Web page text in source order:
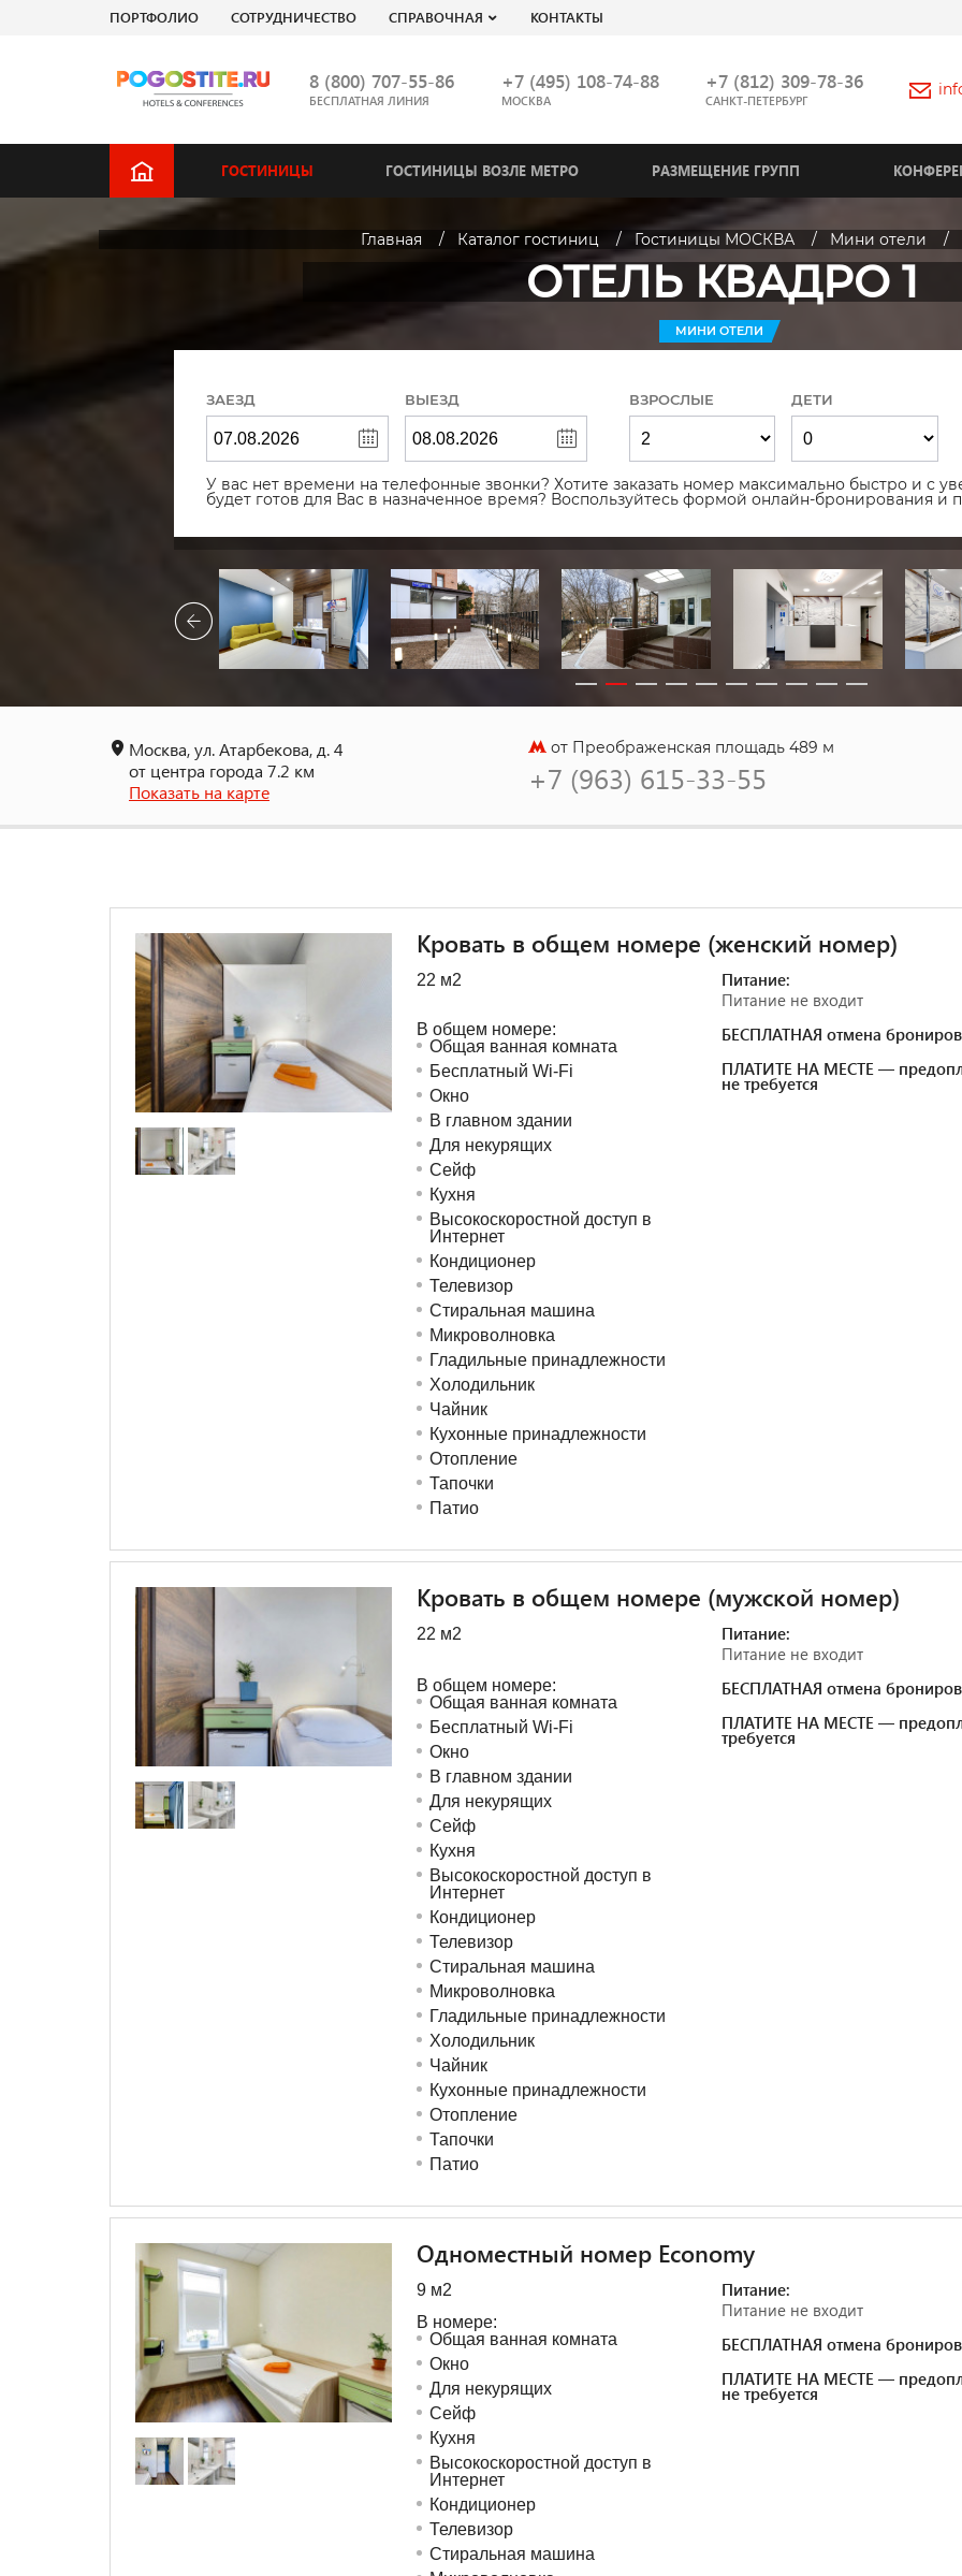
ПОРТФОЛИО СОТРУДНИЧЕСТВО СПРАВОЧНАЯ КОНТАКТЫ
8 (800) 707-55-86
БЕСПЛАТНАЯ ЛИНИЯ
+7 (495) 108-74-88
МОСКВА
+7 (812) 309-78-36
САНКТ-ПЕТЕРБУРГ
ГОСТИНИЦЫ ГОСТИНИЦЫ ВОЗЛЕ МЕТРО РАЗМЕЩЕНИЕ ГРУПП
Главная Каталог гостиниц Гостиницы МОСКВА Мини отели
ОТЕЛЬ КВАДРО 1
МИНИ ОТЕЛИ
ЗАЕЗД ВЫЕЗД ВЗРОСЛЫЕ ДЕТИ
У вас нет времени на телефонные звонки? Хотите заказать номер максимально быстро и с
будет готов для Вас в назначенное время? Воспользуйтесь формой онлайн-бронирования и
Москва, ул. Атарбекова, д. 4
от центра города 7.2 км
Показать на карте
от Преображенская площадь 489 м
+7 (963) 615-33-55
Кровать в общем номере (женский номер)
22 м2
В общем номере:
Общая ванная комната
Бесплатный Wi-Fi
Окно
В главном здании
Для некурящих
Сейф
Кухня
Высокоскоростной доступ в
Интернет
Кондиционер
Телевизор
Стиральная машина
Микроволновка
Гладильные принадлежности
Холодильник
Чайник
Кухонные принадлежности
Отопление
Тапочки
Патио
Питание:
Питание не входит
БЕСПЛАТНАЯ отмена
ПЛАТИТЕ НА МЕСТЕ —
не требуется
Кровать в общем номере (мужской номер)
22 м2
В общем номере:
Общая ванная комната
Бесплатный Wi-Fi
Окно
В главном здании
Для некурящих
Сейф
Кухня
Высокоскоростной доступ в
Интернет
Кондиционер
Телевизор
Стиральная машина
Микроволновка
Гладильные принадлежности
Холодильник
Чайник
Кухонные принадлежности
Отопление
Тапочки
Патио
Питание:
Питание не входит
БЕСПЛАТНАЯ отмена
ПЛАТИТЕ НА МЕСТЕ —
требуется
Одноместный номер Economy
9 м2
В номере:
Общая ванная комната
Окно
Для некурящих
Сейф
Кухня
Высокоскоростной доступ в
Интернет
Кондиционер
Телевизор
Стиральная машина
Питание:
Питание не входит
БЕСПЛАТНАЯ отмена
ПЛАТИТЕ НА МЕСТЕ —
не требуется